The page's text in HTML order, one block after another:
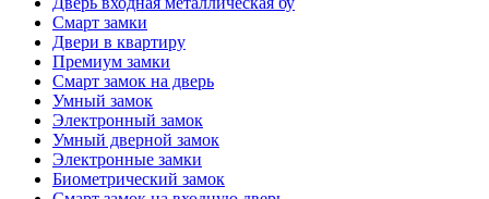
Смарт замки
Двери в квартиру
Премиум замки
Смарт замок на дверь
Умный замок
Электронный замок
Умный дверной замок
Электронные замки
Биометрический замок